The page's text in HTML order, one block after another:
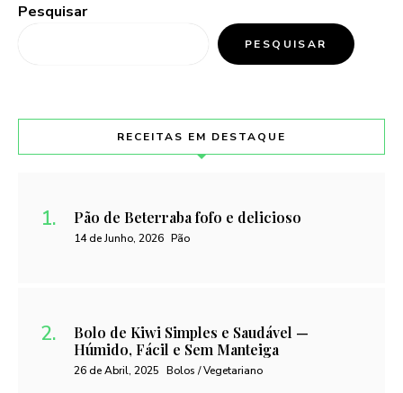
Pesquisar
PESQUISAR
RECEITAS EM DESTAQUE
Pão de Beterraba fofo e delicioso
14 de Junho, 2026 Pão
Bolo de Kiwi Simples e Saudável —
Húmido, Fácil e Sem Manteiga
26 de Abril, 2025 Bolos / Vegetariano